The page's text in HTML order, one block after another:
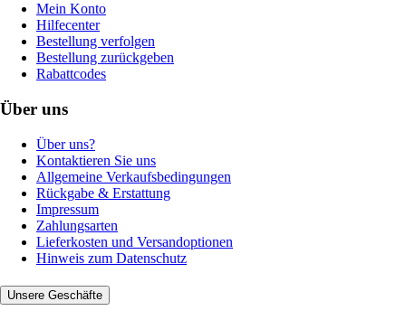
Mein Konto
Hilfecenter
Bestellung verfolgen
Bestellung zurückgeben
Rabattcodes
Über uns
Über uns?
Kontaktieren Sie uns
Allgemeine Verkaufsbedingungen
Rückgabe & Erstattung
Impressum
Zahlungsarten
Lieferkosten und Versandoptionen
Hinweis zum Datenschutz
Unsere Geschäfte